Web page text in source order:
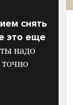
снять
это еще
надо